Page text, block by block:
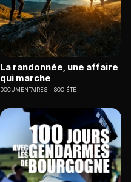
La randonnée, une affaire
qui marche
DOCUMENTAIRES SOCIÉTÉ